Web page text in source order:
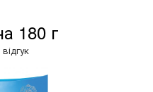
180 г